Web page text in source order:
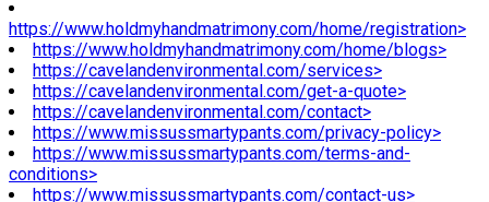
https://www.holdmyhandmatrimony.com/home/registration>
https://www.holdmyhandmatrimony.com/home/blogs>
https://cavelandenvironmental.com/services>
https://cavelandenvironmental.com/get-a-quote>
https://cavelandenvironmental.com/contact>
https://www.missussmartypants.com/privacy-policy>
https://www.missussmartypants.com/terms-and-
conditions>
https://www.missussmartypants.com/contact-us>